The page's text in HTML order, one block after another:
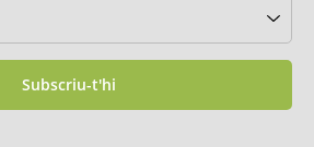
Subscriu-t'hi